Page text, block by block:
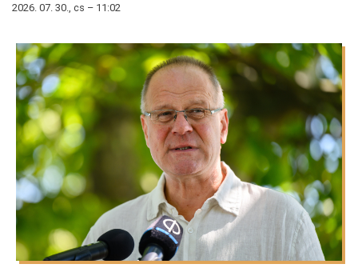
2026. 07. 30., cs – 11:02